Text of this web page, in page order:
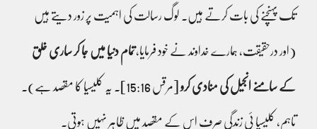
تک پہنچنے کی بات کرتے ہیں۔ لوگ رسالت کی اہمیت پر زور دیتے ہیں
(اور درحقیقت، ہمارے خداوند نے خود فرمایا،تمام دنیا میں جا کر ساری خلق
کے سامنے انجیل کی منادی کرو [مرقس 15:16]۔ یہ کلیسیا کا مقصد ہے)۔
تاہم، کلیسیا ئی زندگی صرف اس کے مقصد میں ظاہر نہیں ہوتی۔